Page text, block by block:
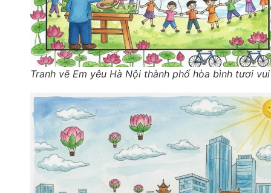
Tranh vẽ Em yêu Hà Nội thành phố hòa bình tươi vui